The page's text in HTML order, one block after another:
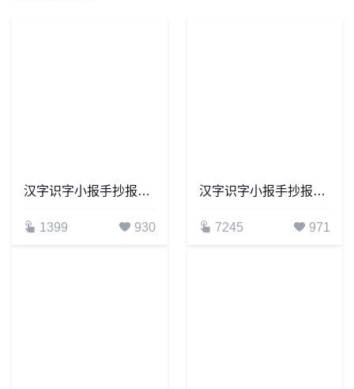
汉字识字小报手抄报word模板(21)
1399 930
汉字识字小报手抄报word模板(30)
7245 971